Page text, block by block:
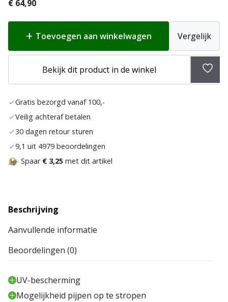
€ 64,90
Toevoegen aan winkelwagen Vergelijk
Bekijk dit product in de winkel
Gratis bezorgd vanaf 100,-
Veilig achteraf betalen
30 dagen retour sturen
9,1 uit 4979 beoordelingen
Spaar € 3,25 met dit artikel
Beschrijving
Aanvullende informatie
Beoordelingen (0)
UV-bescherming
Mogelijkheid pijpen op te stropen